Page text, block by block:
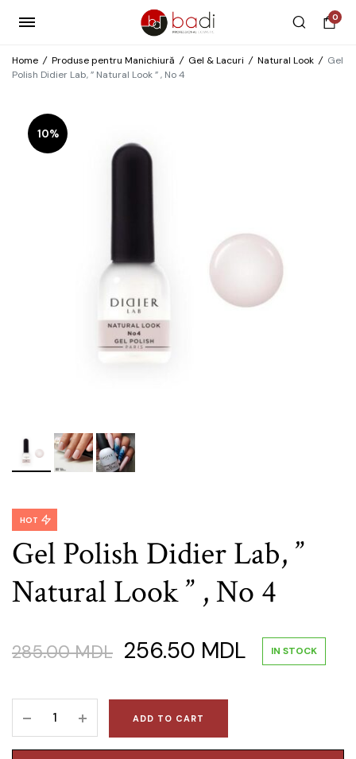
0
Home / Produse pentru Manichiură / Gel & Lacuri / Natural Look / Gel
Polish Didier Lab, ” Natural Look ” , No 4
10%
Gel Polish Didier Lab, ”
Natural Look ” , No 4
HOT
285.00MDL Original
was:
256.50 MDL Current
IN STOCK
Polish
Didier
ADD TO CART